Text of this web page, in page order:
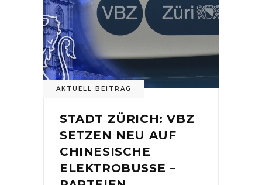
AKTUELL BEITRAG
STADT ZÜRICH: VBZ
SETZEN NEU AUF
CHINESISCHE
ELEKTROBUSSE –